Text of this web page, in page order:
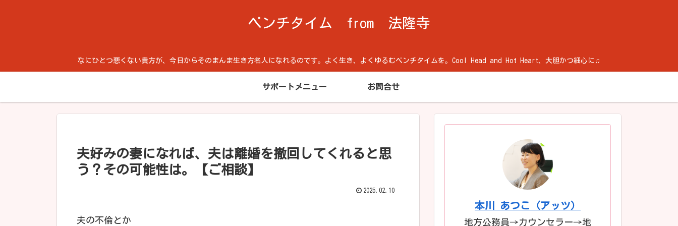
ベンチタイム from 法隆寺
なにひとつ悪くない貴方が、今日からそのまんま生き方名人になれるのです。よく生き、よくゆるむベンチタイムを。Cool Head and Hot Heart、大胆かつ細心に♫
サポートメニュー お問合せ
夫好みの妻になれば、夫は離婚を撤回してくれると思
う？その可能性は。【ご相談】
2025.02.10
夫の不倫とか
本川 あつこ（アッツ）
地方公務員→カウンセラー→地